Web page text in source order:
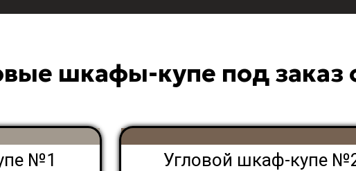
шкафы-купе под заказ
№1 Угловой шкаф-купе